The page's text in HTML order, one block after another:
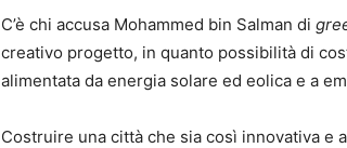
C’è chi accusa Mohammed bin Salman di
creativo progetto, in quanto possibilità di
alimentata da energia solare ed eolica e a
Costruire una città che sia così innovativa e